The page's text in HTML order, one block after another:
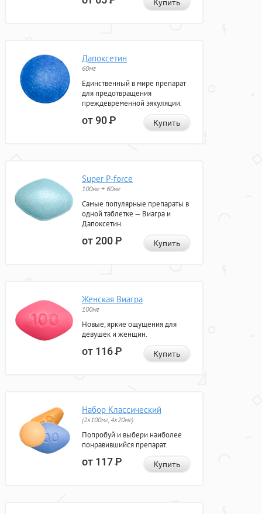
Купить
Дапоксетин
60мг
Единственный в мире препарат
для предотвращения
преждевременной эякуляции.
от 90Р Купить
Super P-force
100мг + 60мг
Самые популярные препараты в
одной таблетке — Виагра и
Дапоксетин.
от 200Р Купить
Женская Виагра
100мг
Новые, яркие ощущения для
девушек и женщин.
от 116Р Купить
Набор Классический
(2x100мг, 4x20мг)
Попробуй и выбери наиболее
понравившийся препарат.
от 117Р Купить